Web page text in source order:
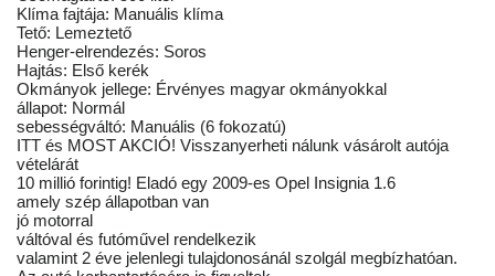
Klíma fajtája: Manuális klíma
Tető: Lemeztető
Henger-elrendezés: Soros
Hajtás: Első kerék
Okmányok jellege: Érvényes magyar okmányokkal
állapot: Normál
sebességváltó: Manuális (6 fokozatú)
ITT és MOST AKCIÓ! Visszanyerheti nálunk vásárolt autója
vételárát
10 millió forintig! Eladó egy 2009-es Opel Insignia 1.6
amely szép állapotban van
jó motorral
váltóval és futóművel rendelkezik
valamint 2 éve jelenlegi tulajdonosánál szolgál megbízhatóan.